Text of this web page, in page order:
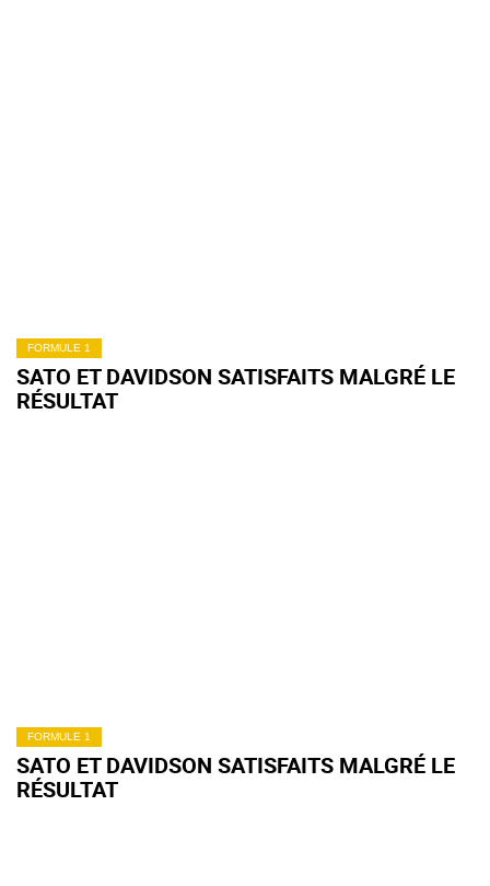
FORMULE 1
SATO ET DAVIDSON SATISFAITS MALGRÉ LE
RÉSULTAT
FORMULE 1
SATO ET DAVIDSON SATISFAITS MALGRÉ LE
RÉSULTAT